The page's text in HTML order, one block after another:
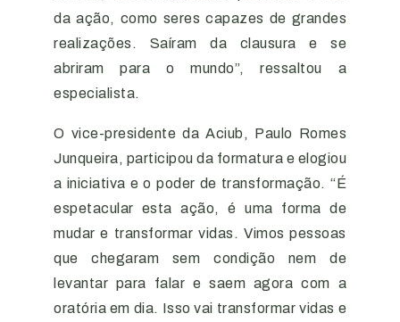
da ação, como seres capazes de grandes
realizações. Saíram da clausura e se
abriram para o mundo”, ressaltou a
especialista.
O vice-presidente da Aciub, Paulo Romes
Junqueira, participou da formatura e elogiou
a iniciativa e o poder de transformação. “É
espetacular esta ação, é uma forma de
mudar e transformar vidas. Vimos pessoas
que chegaram sem condição nem de
levantar para falar e saem agora com a
oratória em dia. Isso vai transformar vidas e